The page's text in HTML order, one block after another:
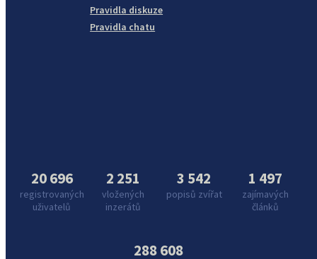
Pravidla diskuze
Pravidla chatu
20 696
registrovaných
uživatelů
2 251
vložených
inzerátů
3 542
popisů zvířat
1 497
zajímavých
článků
288 608